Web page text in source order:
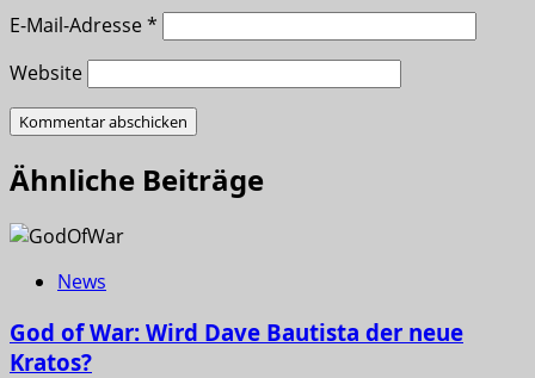
E-Mail-Adresse*
Website
Ähnliche Beiträge
News
God of War: Wird Dave Bautista der neue
Kratos?